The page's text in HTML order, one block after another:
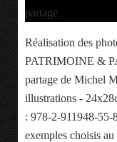
Réalisation des
PATRIMOINE &
partage de Michel
illustrations -
: 978-2-911948-55-
exemples choisis